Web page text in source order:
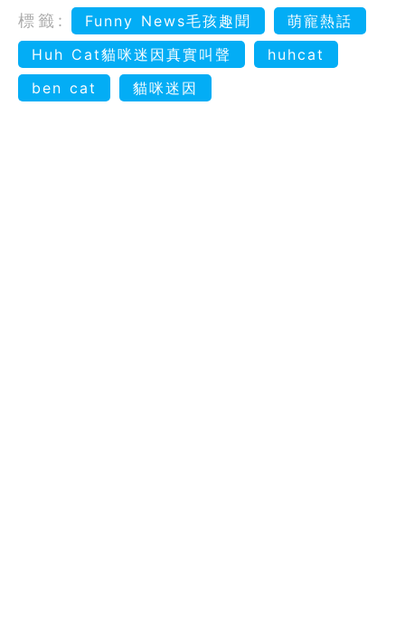
標籤: Funny News毛孩趣聞
萌寵熱話
Huh Cat貓咪迷因真實叫聲
huhcat
ben cat
貓咪迷因